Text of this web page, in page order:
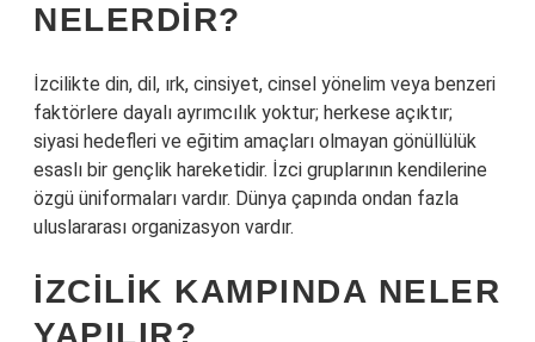
NELERDIR?
İzcilikte din, dil, ırk, cinsiyet, cinsel yönelim veya benzeri
faktörlere dayalı ayrımcılık yoktur; herkese açıktır;
siyasi hedefleri ve eğitim amaçları olmayan gönüllülük
esaslı bir gençlik hareketidir. İzci gruplarının kendilerine
özgü üniformaları vardır. Dünya çapında ondan fazla
uluslararası organizasyon vardır.
İZCILIK KAMPINDA NELER
YAPILIR?